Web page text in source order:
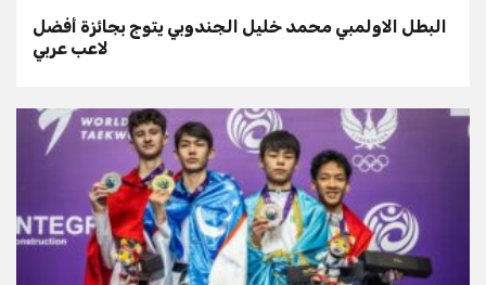
البطل الاولمبي محمد خليل الجندوبي يتوج بجائزة أفضل
لاعب عربي